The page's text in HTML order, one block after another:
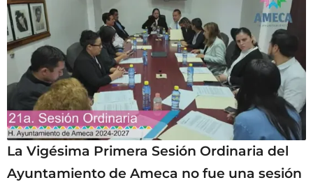
La Vigésima Primera Sesión Ordinaria del
Ayuntamiento de Ameca no fue una sesión